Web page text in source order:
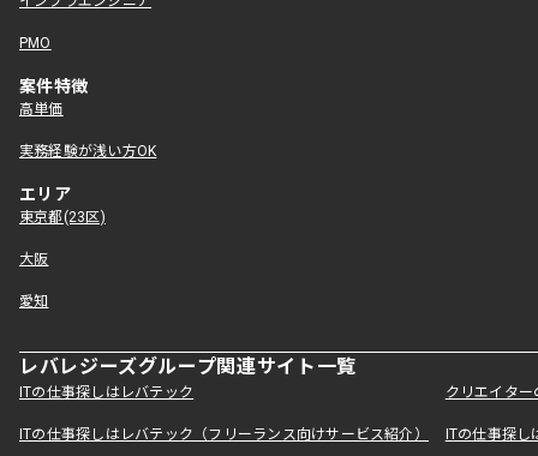
PMO
案件特徴
高単価
実務経験が浅い方OK
エリア
東京都(23区)
大阪
愛知
レバレジーズグループ関連サイト一覧
ITの仕事探しはレバテック クリエイタ
ITの仕事探しはレバテック（フリーランス向けサービス紹介） ITの仕事探